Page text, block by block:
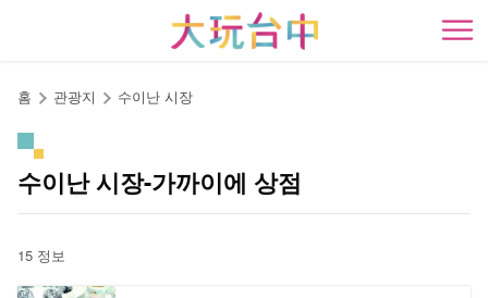
開
홈 관광지 수이난 시장
수이난 시장-가까이에 상점
15 정보